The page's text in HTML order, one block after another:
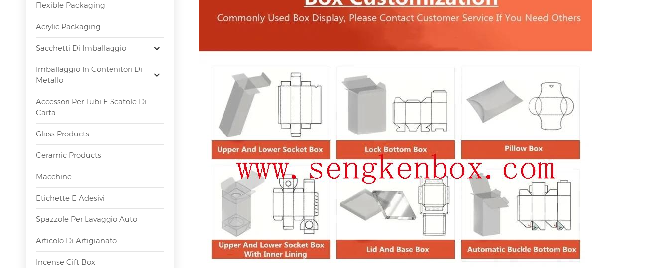
Flexible Packaging
Acrylic Packaging
Sacchetti Di Imballaggio
Imballaggio In Contenitori Di
Metallo
Accessori Per Tubi E Scatole Di
Carta
Glass Products
Ceramic Products
Macchine
Etichette E Adesivi
Spazzole Per Lavaggio Auto
Articolo Di Artigianato
Incense Gift Box